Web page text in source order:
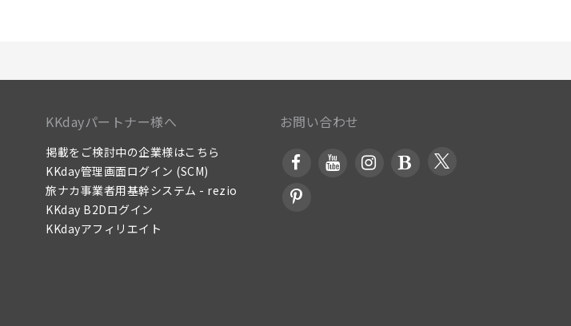
KKdayパートナー様へ
掲載をご検討中の企業様はこちら
KKday管理画面ログイン (SCM)
旅ナカ事業者用基幹システム - rezio
KKday B2Dログイン
KKdayアフィリエイト
お問い合わせ